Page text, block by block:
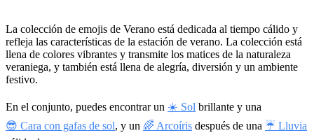
La colección de emojis de Verano está dedicada al tiempo cálido y
refleja las características de la estación de verano. La colección está
llena de colores vibrantes y transmite los matices de la naturaleza
veraniega, y también está llena de alegría, diversión y un ambiente
festivo.
En el conjunto, puedes encontrar un ☀️ Sol brillante y una
😎 Cara con gafas de sol, y un 🌈 Arcoíris después de una ☔ Lluvia